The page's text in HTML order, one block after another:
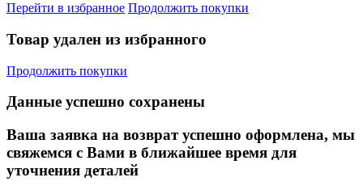
Перейти в избранное Продолжить покупки
Товар удален из избранного
Продолжить покупки
Данные успешно сохранены
Ваша заявка на возврат успешно оформлена, мы
свяжемся с Вами в ближайшее время для
уточнения деталей